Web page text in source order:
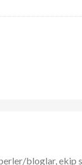
bloglar, ekip